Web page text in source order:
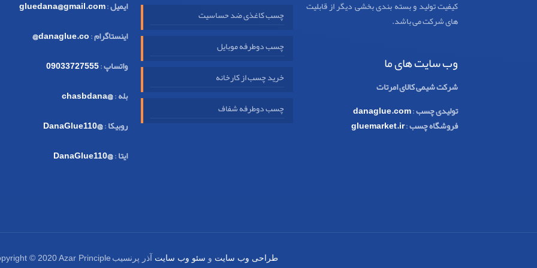
کیفیت تولید و بسته بندی بخشی دیگر از قابلیت
های شرکت می باشد.
وب سایت های ما
شرکت شیمی کالای امرتات
تولیدی چسب:
danaglue.com
فروشگاه چسب:
gluemarket.ir
چسب کاغذی ضد حساسیت
چسب دوطرفه موبایل
خرید چسب از کارخانه
چسب دوطرفه شفاف
ایمیل:
gluedana@gmail.com
اینستاگرام:
danaglue.co@
واتساپ:
09033727555
بله:
@chasbdana
روبیکا:
@DanaGlue110
ایتا:
@DanaGlue110
طراحی وب سایت و سئو وب سایت آذر پرنسیب © 2020 Azar Principle